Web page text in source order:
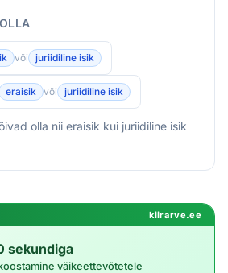
või juriidiline isik
eraisik või juriidiline isik
olla nii eraisik kui juriidiline isik
kiirarve.ee
sekundiga
väikeettevõtetele